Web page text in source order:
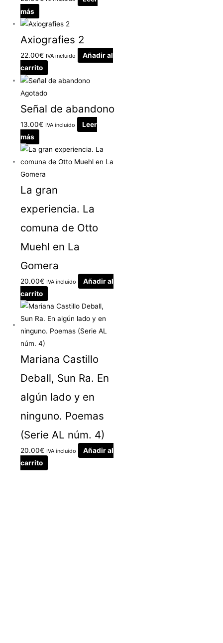
más
Axiografies 2
22.00€ IVA incluido
Añadir al
carrito
Agotado
Señal de abandono
13.00€ IVA incluido
Leer
más
La gran
experiencia. La
comuna de Otto
Muehl en La
Gomera
20.00€ IVA incluido
Añadir al
carrito
Mariana Castillo
Deball, Sun Ra. En
algún lado y en
ninguno. Poemas
(Serie AL núm. 4)
20.00€ IVA incluido
Añadir al
carrito